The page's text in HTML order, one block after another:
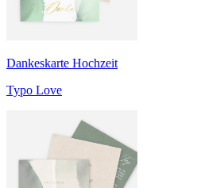
Dankeskarte Hochzeit
Typo Love